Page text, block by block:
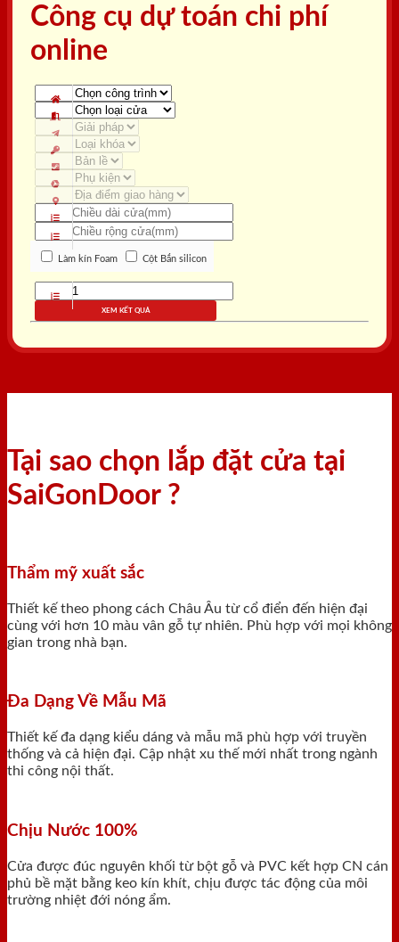
Công cụ dự toán chi phí
online
Làm kín Foam Cột Bắn silicon
XEM KẾT QUẢ
Tại sao chọn lắp đặt cửa tại
SaiGonDoor ?
Thẩm mỹ xuất sắc
Thiết kế theo phong cách Châu Âu từ cổ điển đến hiện đại
cùng với hơn 10 màu vân gỗ tự nhiên. Phù hợp với mọi không
gian trong nhà bạn.
Đa Dạng Về Mẫu Mã
Thiết kế đa dạng kiểu dáng và mẫu mã phù hợp với truyền
thống và cả hiện đại. Cập nhật xu thế mới nhất trong ngành
thi công nội thất.
Chịu Nước 100%
Cửa được đúc nguyên khối từ bột gỗ và PVC kết hợp CN cán
phủ bề mặt bằng keo kín khít, chịu được tác động của môi
trường nhiệt đới nóng ẩm.